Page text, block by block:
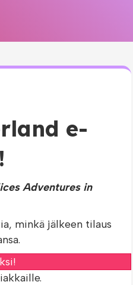
e-
Adventures in
minkä jälkeen tilaus